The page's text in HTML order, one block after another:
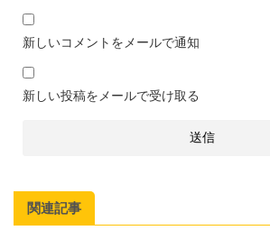
新しいコメントをメールで通知
新しい投稿をメールで受け取る
関連記事